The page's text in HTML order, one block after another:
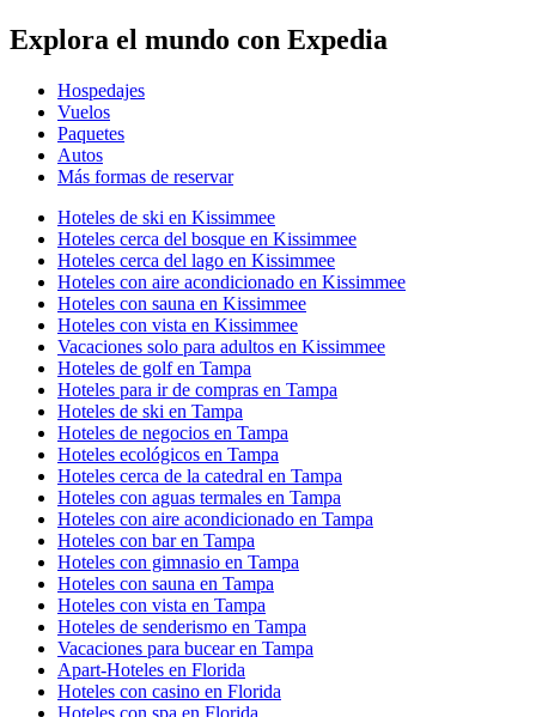
Explora el mundo con Expedia
Hospedajes
Vuelos
Paquetes
Autos
Más formas de reservar
Hoteles de ski en Kissimmee
Hoteles cerca del bosque en Kissimmee
Hoteles cerca del lago en Kissimmee
Hoteles con aire acondicionado en Kissimmee
Hoteles con sauna en Kissimmee
Hoteles con vista en Kissimmee
Vacaciones solo para adultos en Kissimmee
Hoteles de golf en Tampa
Hoteles para ir de compras en Tampa
Hoteles de ski en Tampa
Hoteles de negocios en Tampa
Hoteles ecológicos en Tampa
Hoteles cerca de la catedral en Tampa
Hoteles con aguas termales en Tampa
Hoteles con aire acondicionado en Tampa
Hoteles con bar en Tampa
Hoteles con gimnasio en Tampa
Hoteles con sauna en Tampa
Hoteles con vista en Tampa
Hoteles de senderismo en Tampa
Vacaciones para bucear en Tampa
Apart-Hoteles en Florida
Hoteles con casino en Florida
Hoteles con spa en Florida